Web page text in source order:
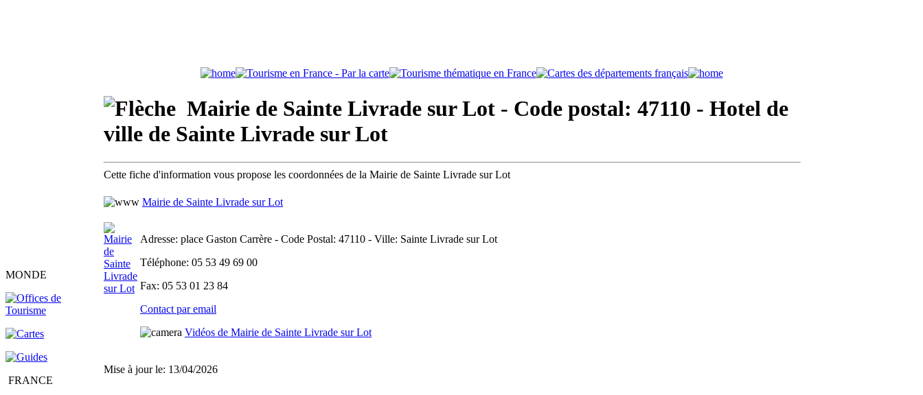
MONDE
FRANCE
Mairie de Sainte Livrade sur Lot - Code postal: 47110 - Hotel de
ville de Sainte Livrade sur Lot
Cette fiche d'information vous propose les coordonnées de la Mairie de Sainte Livrade sur Lot
Mairie de Sainte Livrade sur Lot
Adresse: place Gaston Carrère - Code Postal: 47110 - Ville: Sainte Livrade sur Lot
Téléphone: 05 53 49 69 00
Fax: 05 53 01 23 84
Contact par email
Vidéos de Mairie de Sainte Livrade sur Lot
Mise à jour le: 13/04/2026